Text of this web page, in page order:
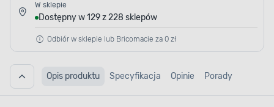
W sklepie
Dostępny w 129 z 228 sklepów
Odbiór w sklepie lub Bricomacie za 0 zł
Opis produktu Specyfikacja Opinie Porady